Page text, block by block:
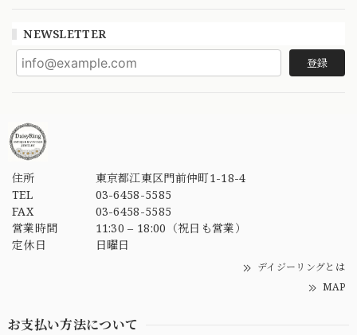
NEWSLETTER
登録
住所
東京都江東区門前仲町1-18-4
TEL
03-6458-5585
FAX
03-6458-5585
営業時間
11:30 – 18:00（祝日も営業）
定休日
日曜日
デイジーリングとは
MAP
お支払い方法について